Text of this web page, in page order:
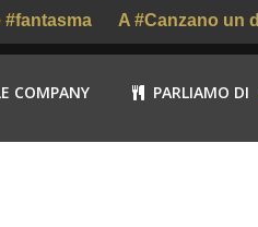
A #Canzano un
COMPANY PARLIAMO DI